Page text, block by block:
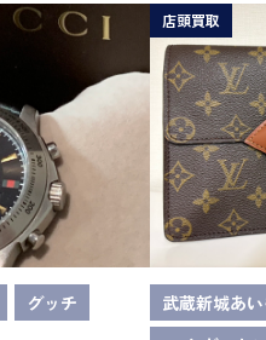
グッチ
店頭買取
武蔵新城あ